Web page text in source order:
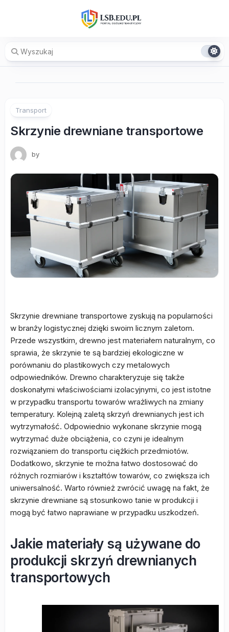
Transport
Skrzynie drewniane transportowe
by
Skrzynie drewniane transportowe zyskują na popularności
w branży logistycznej dzięki swoim licznym zaletom.
Przede wszystkim, drewno jest materiałem naturalnym, co
sprawia, że skrzynie te są bardziej ekologiczne w
porównaniu do plastikowych czy metalowych
odpowiedników. Drewno charakteryzuje się także
doskonałymi właściwościami izolacyjnymi, co jest istotne
w przypadku transportu towarów wrażliwych na zmiany
temperatury. Kolejną zaletą skrzyń drewnianych jest ich
wytrzymałość. Odpowiednio wykonane skrzynie mogą
wytrzymać duże obciążenia, co czyni je idealnym
rozwiązaniem do transportu ciężkich przedmiotów.
Dodatkowo, skrzynie te można łatwo dostosować do
różnych rozmiarów i kształtów towarów, co zwiększa ich
uniwersalność. Warto również zwrócić uwagę na fakt, że
skrzynie drewniane są stosunkowo tanie w produkcji i
mogą być łatwo naprawiane w przypadku uszkodzeń.
Jakie materiały są używane do
produkcji skrzyń drewnianych
transportowych